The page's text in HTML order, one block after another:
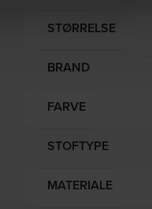
STØRRELSE
BRAND
FARVE
STOFTYPE
MATERIALE